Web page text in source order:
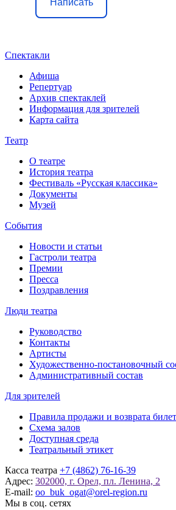
Написать
Спектакли
Афиша
Репертуар
Архив спектаклей
Информация для зрителей
Карта сайта
Театр
О театре
История театра
Фестиваль «Русская классика»
Документы
Музей
События
Новости и статьи
Гастроли театра
Премии
Пресса
Поздравления
Люди театра
Руководство
Контакты
Артисты
Художественно-постановочный
Административный состав
Для зрителей
Правила продажи и возврата
Схема залов
Доступная среда
Театральный этикет
Касса театра +7 (4862) 76-16-39
Адрес: 302000, г. Орел, пл. Ленина, 2
E-mail: oo_buk_ogat@orel-region.ru
Мы в соц. сетях